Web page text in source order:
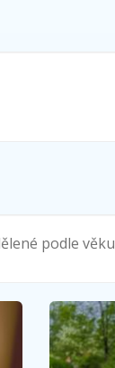
podle